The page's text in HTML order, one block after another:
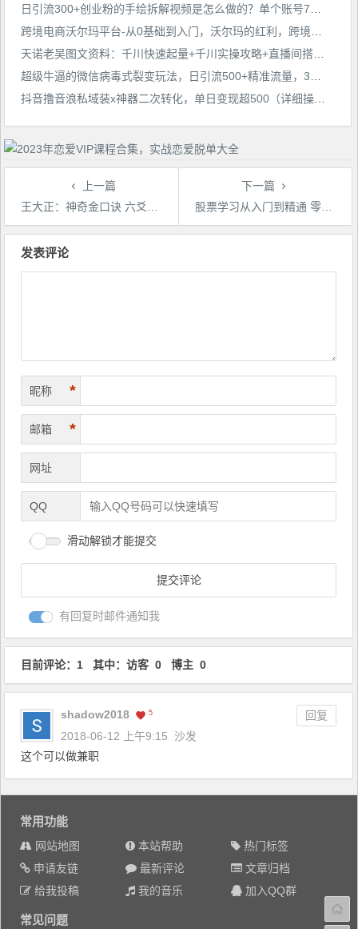
日引流300+创业粉的手绘拆解视频是怎么做的？单个账号7天引流2000，变现6万块
跨境电商沃尔玛平台-从0基础到入门，沃尔玛的红利，跨境新玩法
天诺老吴图文资料：千川快速起量+千川实操攻略+直播间搭建攻略等
超级牛逼的微信病毒式裂变玩法，日引流500+精准流量，3天引流了400人赚了1500块【揭秘】
抖音撸音浪私域装x神器二次转化，单日变现超500（详细操作教程）【揭秘】
上一篇
王大正：神奇金口诀 六爻教程 周易预测培训教程
下一篇
股票学习从入门到精通 零基础学炒股视频教程[12集全]
文
发表评论
昵称 *
邮箱 *
网址
QQ
滑动解锁才能提交
有回复时邮件通知我
目前评论：1 其中：访客 0 博主 0
shadow2018 5
回复
2018-06-12 上午9:15
沙发
这个可以做兼职
常用功能
网站地图 本站帮助
热门标签
申请友链
最新评论
文章归档
给我投稿
我的音乐 加入QQ群
常见问题